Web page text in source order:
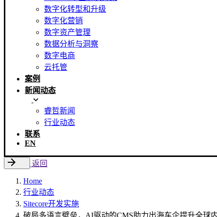
数字化转型和升级
数字化营销
数字资产管理
数据分析与洞察
数字电商
云托管
案例
新闻动态
睿哲新闻
行业动态
联系
EN
返回
Home
行业动态
Sitecore开发实施
破局多语言壁垒，AI驱动的CMS助力出海车企提升全球